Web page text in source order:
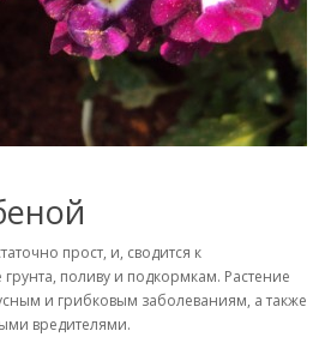
прост, и, сводится к
поливу и подкормкам. Растение
и грибковым заболеваниям, а также
вредителями.